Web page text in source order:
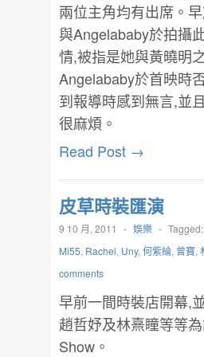
兩位主角均有出席。
與Angelababy於拍攝
情,被指是她與黃曉明
Angelababy於首映時
到報導時感到無言,並
很麻煩。
Read Post →
皮草時裝匯演
9 10 月, 2011 - 娛樂 - Tagged:
Mi55, Rachel, Uny, 何紫綸, 曾寶,
comments
早前一間時裝店開幕,
趙哲妤及林熹瞳等等
Show。